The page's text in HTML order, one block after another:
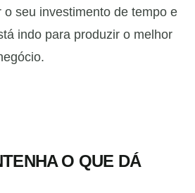
seu investimento de tempo e
indo para produzir o melhor
O QUE DÁ